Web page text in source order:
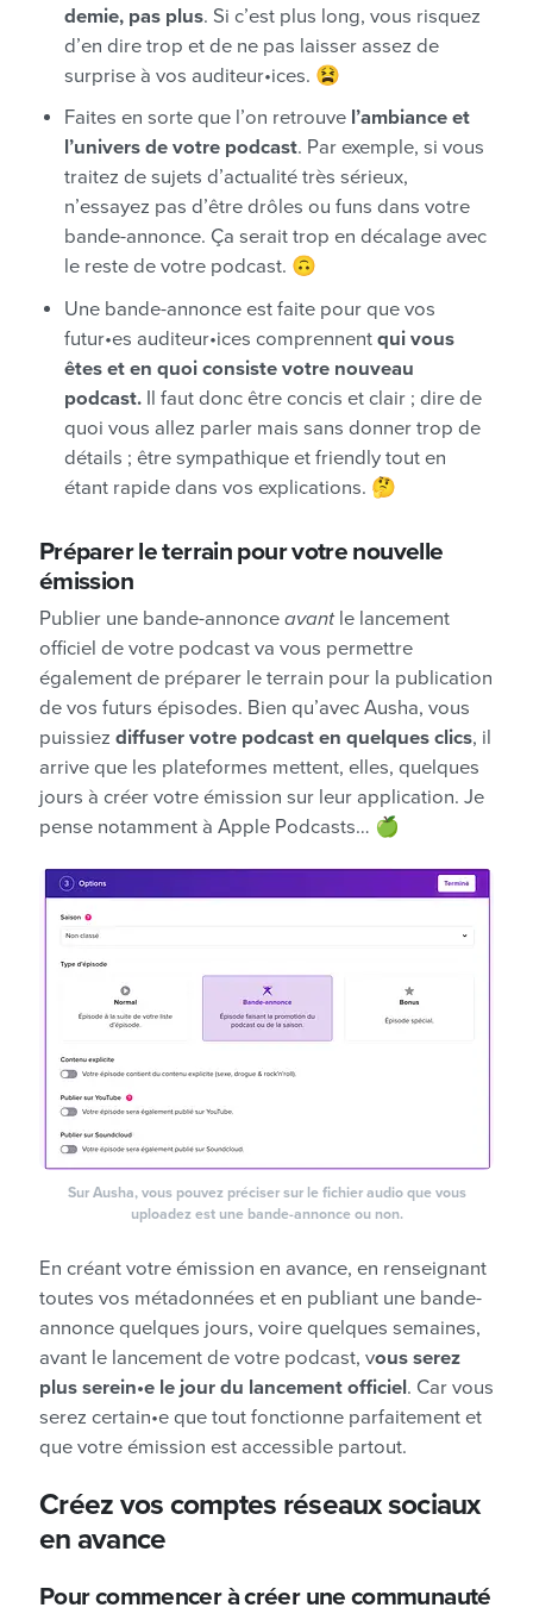
demie, pas plus. Si c’est plus long, vous risquez
d’en dire trop et de ne pas laisser assez de
surprise à vos auditeur•ices. 😫
Faites en sorte que l’on retrouve l’ambiance et
l’univers de votre podcast. Par exemple, si vous
traitez de sujets d’actualité très sérieux,
n’essayez pas d’être drôles ou funs dans votre
bande-annonce. Ça serait trop en décalage avec
le reste de votre podcast. 🙃
Une bande-annonce est faite pour que vos
futur•es auditeur•ices comprennent qui vous
êtes et en quoi consiste votre nouveau
podcast. Il faut donc être concis et clair ; dire de
quoi vous allez parler mais sans donner trop de
détails ; être sympathique et friendly tout en
étant rapide dans vos explications. 🤔
Préparer le terrain pour votre nouvelle
émission
Publier une bande-annonce avantle lancement
officiel de votre podcast va vous permettre
également de préparer le terrain pour la publication
de vos futurs épisodes. Bien qu’avec Ausha, vous
puissiez diffuser votre podcast en quelques clics, il
arrive que les plateformes mettent, elles, quelques
jours à créer votre émission sur leur application. Je
pense notamment à Apple Podcasts… 🍏
Sur Ausha, vous pouvez préciser sur le fichier audio que vous
uploadez est une bande-annonce ou non.
En créant votre émission en avance, en renseignant
toutes vos métadonnées et en publiant une bande-
annonce quelques jours, voire quelques semaines,
avant le lancement de votre podcast, vous serez
plus serein•e le jour du lancement officiel. Car vous
serez certain•e que tout fonctionne parfaitement et
que votre émission est accessible partout.
Créez vos comptes réseaux sociaux
en avance
Pour commencer à créer une communauté